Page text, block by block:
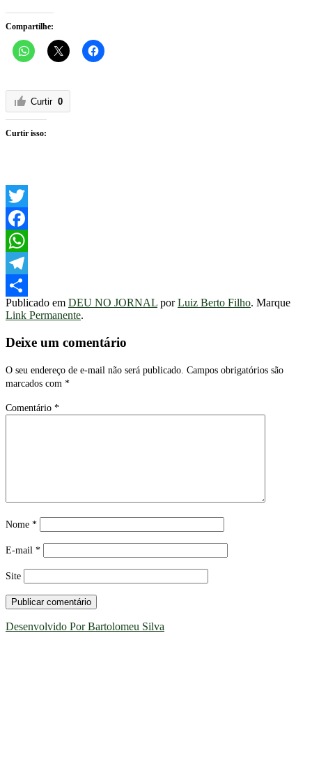
Compartilhe:
Curtir 0
Curtir isso:
Twitter
Facebook
WhatsApp
Telegram
Share
Publicado em DEU NO JORNAL porLuiz Berto Filho. Marque
Link Permanente.
Deixe um comentário
O seu endereço de e-mail não será publicado. Campos obrigatórios são
marcados com *
Comentário *
Nome *
E-mail *
Site
Desenvolvido Por Bartolomeu Silva